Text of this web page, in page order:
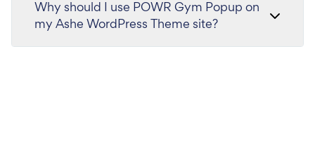
Why should I use POWR Gym Popup on
my Ashe WordPress Theme site?